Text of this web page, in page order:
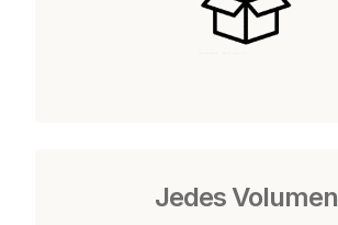
Jedes Volumen